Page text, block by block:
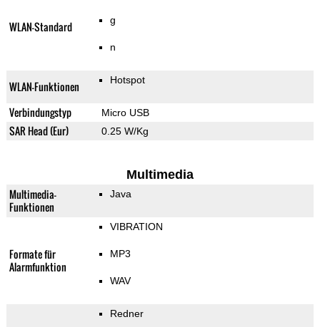
WLAN-Standard g
n
WLAN-Funktionen Hotspot
Verbindungstyp Micro USB
SAR Head (Eur) 0.25 W/Kg
Multimedia
Multimedia-
Funktionen
Java
Formate für
Alarmfunktion
VIBRATION
MP3
WAV
Redner